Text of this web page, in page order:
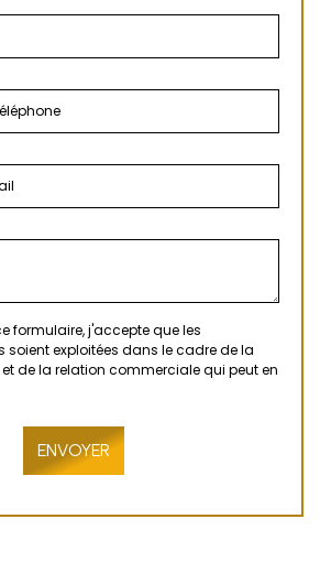
formulaire, j'accepte que les
soient exploitées dans le cadre de la
de la relation commerciale qui peut en